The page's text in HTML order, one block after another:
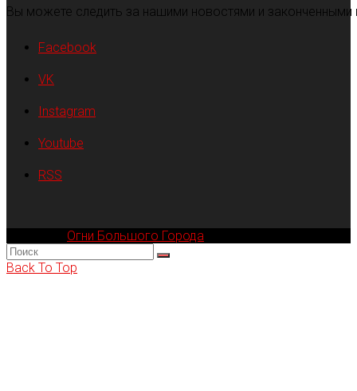
Вы можете следить за нашими новостями и
Facebook
VK
Instagram
Youtube
RSS
Огни Большого Города
Back To Top